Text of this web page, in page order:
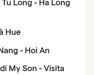
Tu Long - Ha Long
Hue
- Hoi An
My Son - Visita